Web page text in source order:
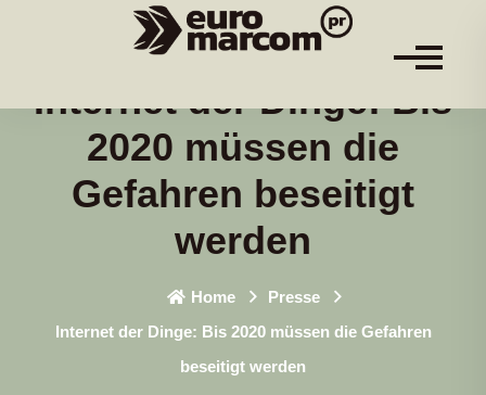
Internet der Dinge: Bis
2020 müssen die
Gefahren beseitigt
werden
Home
Presse
Internet der Dinge: Bis 2020 müssen die Gefahren
beseitigt werden